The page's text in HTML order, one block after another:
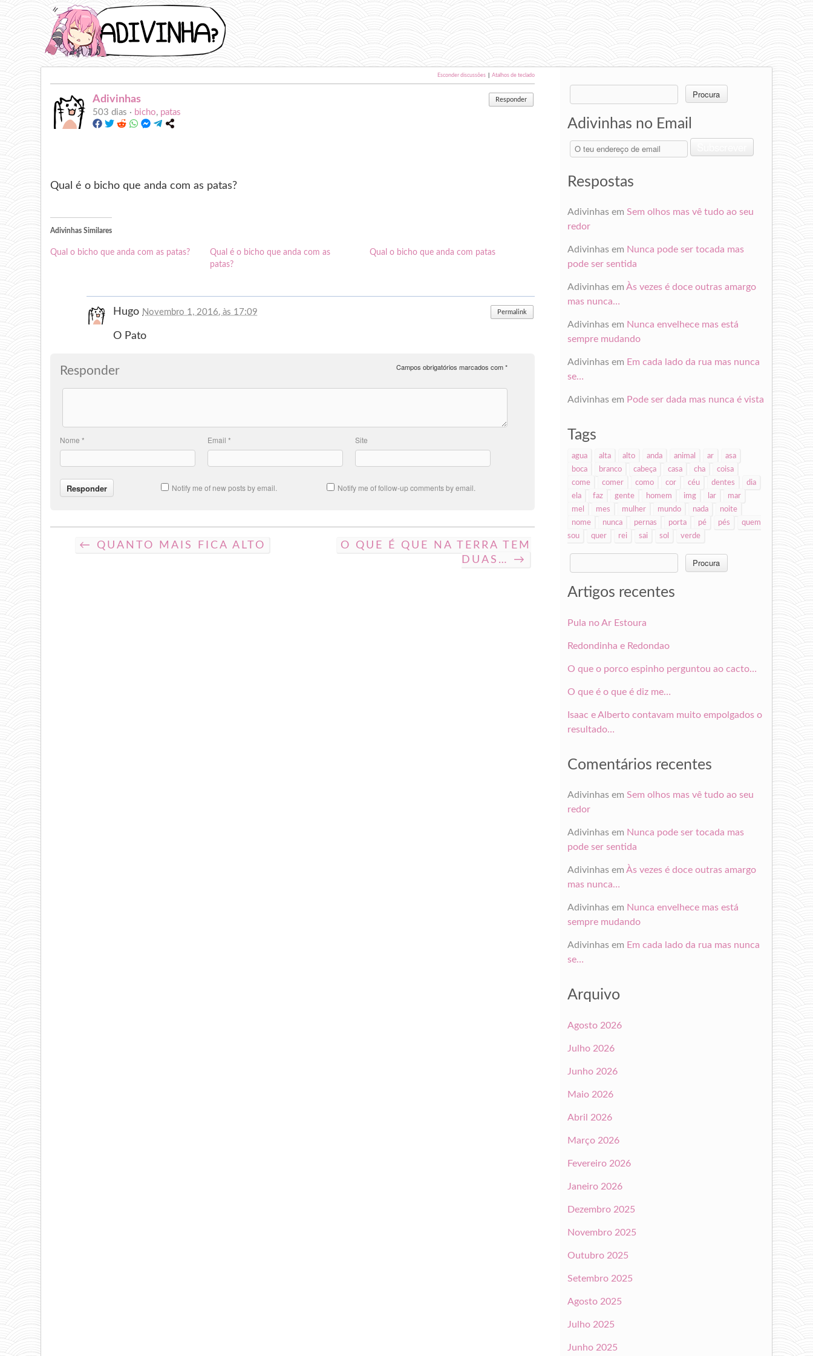
Esconder discussões Atalhos de teclado
Adivinhas Responder
503 dias · bicho, patas
Qual é o bicho que anda com as patas?
Adivinhas Similares
Qual o bicho que anda com as patas?
Qual é o bicho que anda com as
patas?
Qual o bicho que anda com patas
Hugo Novembro 1, 2016, às 17:09 Permalink
O Pato
Responder Campos obrigatórios marcados com*
Nome* Email* Site
Notify me of follow-up comments by email.
Notify me of new posts by email.
← QUANTO MAIS FICA ALTO
O QUE É QUE NA TERRA TEM
DUAS… →
Search
for:
Adivinhas no Email
O
teu
de
Respostas
Adivinhasem Sem olhos mas vê tudo ao seu
redor
Adivinhasem Nunca pode ser tocada mas
pode ser sentida
Adivinhasem Às vezes é doce outras amargo
mas nunca…
Adivinhasem Nunca envelhece mas está
sempre mudando
Adivinhasem Em cada lado da rua mas nunca
se…
Adivinhasem Pode ser dada mas nunca é vista
Tags
agua alta alto anda animal ar
asa
boca
branco cabeça casa cha
coisa
come
comer como cor céu dentes
dia
ela
faz gente homem img lar
mar
mel
mes mulher mundo nada
noite
nome
nunca pernas porta pé pés
quem
sou
quer rei sai sol verde
Search
for:
Artigos recentes
Pula no Ar Estoura
Redondinha e Redondao
O que o porco espinho perguntou ao cacto…
O que é o que é diz me…
Isaac e Alberto contavam muito empolgados o
resultado…
Comentários recentes
Adivinhasem Sem olhos mas vê tudo ao seu
redor
Adivinhasem Nunca pode ser tocada mas
pode ser sentida
Adivinhasem Às vezes é doce outras amargo
mas nunca…
Adivinhasem Nunca envelhece mas está
sempre mudando
Adivinhasem Em cada lado da rua mas nunca
se…
Arquivo
Agosto 2026
Julho 2026
Junho 2026
Maio 2026
Abril 2026
Março 2026
Fevereiro 2026
Janeiro 2026
Dezembro 2025
Novembro 2025
Outubro 2025
Setembro 2025
Agosto 2025
Julho 2025
Junho 2025